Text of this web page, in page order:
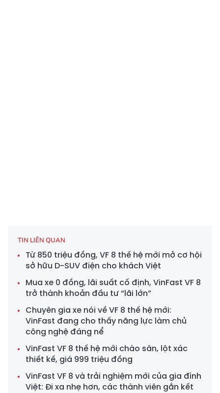
TIN LIÊN QUAN
Từ 850 triệu đồng, VF 8 thế hệ mới mở cơ hội
sở hữu D-SUV điện cho khách Việt
Mua xe 0 đồng, lãi suất cố định, VinFast VF 8
trở thành khoản đầu tư “lãi lớn”
Chuyên gia xe nói về VF 8 thế hệ mới:
VinFast đang cho thấy năng lực làm chủ
công nghệ đáng nể
VinFast VF 8 thế hệ mới chào sân, lột xác
thiết kế, giá 999 triệu đồng
VinFast VF 8 và trải nghiệm mới của gia đình
Việt: Đi xa nhẹ hơn, các thành viên gắn kết